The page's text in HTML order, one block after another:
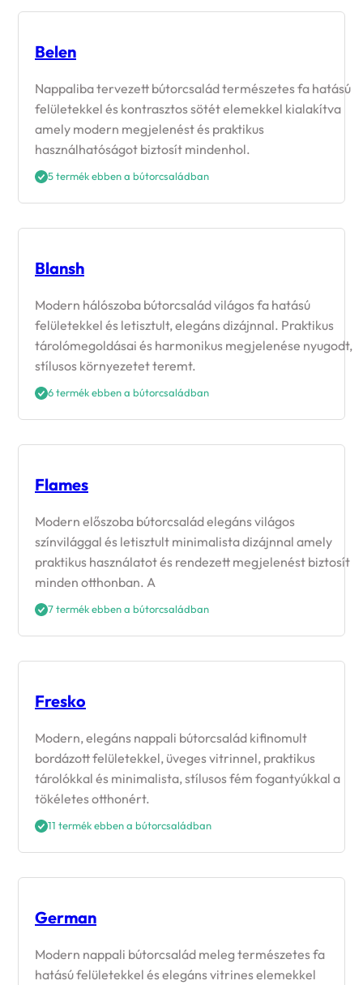
Belen
Nappaliba tervezett bútorcsalád természetes fa hatású
felületekkel és kontrasztos sötét elemekkel kialakítva
amely modern megjelenést és praktikus
használhatóságot biztosít mindenhol.
5 termék ebben a bútorcsaládban
Blansh
Modern hálószoba bútorcsalád világos fa hatású
felületekkel és letisztult, elegáns dizájnnal. Praktikus
tárolómegoldásai és harmonikus megjelenése nyugodt,
stílusos környezetet teremt.
6 termék ebben a bútorcsaládban
Flames
Modern előszoba bútorcsalád elegáns világos
színvilággal és letisztult minimalista dizájnnal amely
praktikus használatot és rendezett megjelenést biztosít
minden otthonban. A
7 termék ebben a bútorcsaládban
Fresko
Modern, elegáns nappali bútorcsalád kifinomult
bordázott felületekkel, üveges vitrinnel, praktikus
tárolókkal és minimalista, stílusos fém fogantyúkkal a
tökéletes otthonért.
11 termék ebben a bútorcsaládban
German
Modern nappali bútorcsalád meleg természetes fa
hatású felületekkel és elegáns vitrines elemekkel